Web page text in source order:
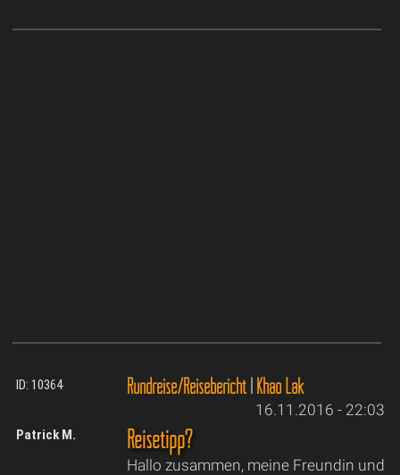
ID: 10364 Rundreise/Reisebericht|Khao Lak
16.11.2016 - 22:03
Patrick M. Reisetipp?
Hallo zusammen, meine Freundin und